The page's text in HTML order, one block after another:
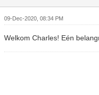
09-Dec-2020, 08:34 PM
Welkom Charles! Eén